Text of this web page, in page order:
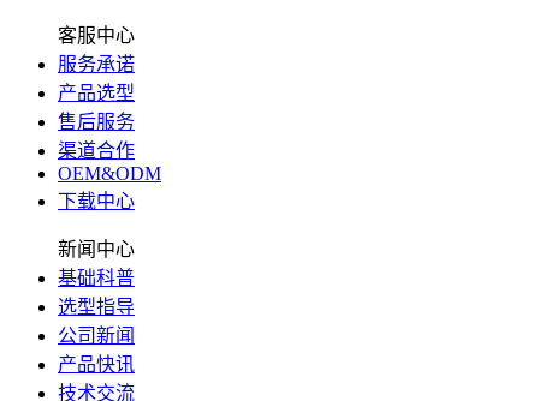
客服中心
服务承诺
产品选型
售后服务
渠道合作
OEM&ODM
下载中心
新闻中心
基础科普
选型指导
公司新闻
产品快讯
技术交流